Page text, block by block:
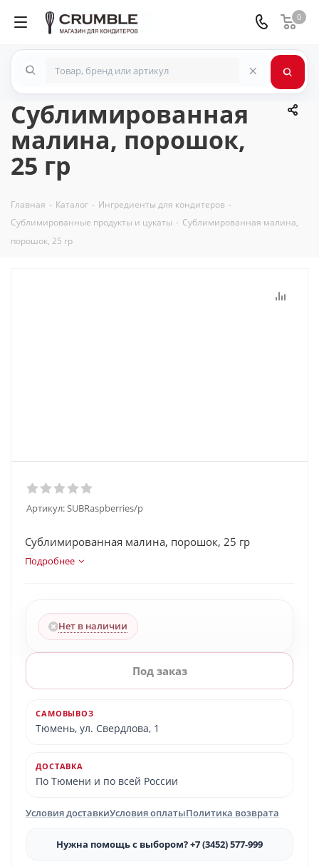
0
×
Сублимированная
малина, порошок,
25 гр
Главная - Каталог - Ингредиенты для кондитеров -
Сублимированные продукты и цукаты - Сублимированная малина,
порошок, 25 гр
Артикул:SUBRaspberries/p
Сублимированная малина, порошок, 25 гр
Подробнее
Нет в наличии
Под заказ
САМОВЫВОЗ
Тюмень, ул. Свердлова, 1
ДОСТАВКА
По Тюмени и по всей России
Условия доставкиУсловия оплатыПолитика возврата
Нужна помощь с выбором? +7 (3452) 577-999